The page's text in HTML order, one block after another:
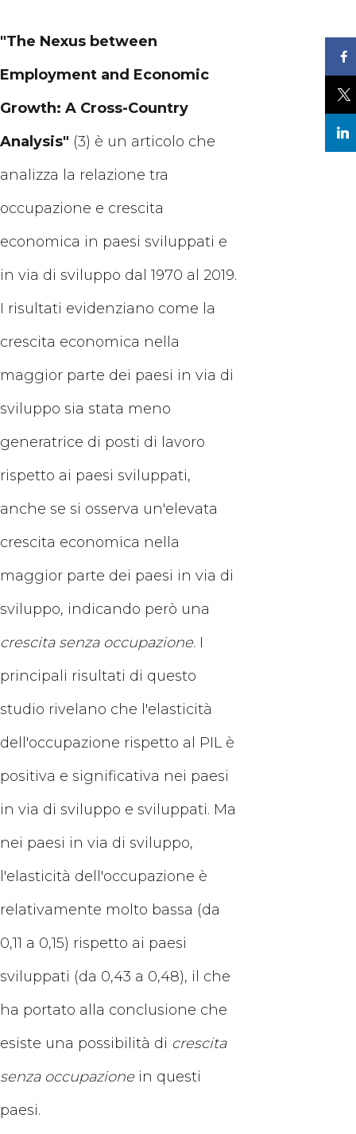
"The Nexus between
Employment and Economic
Growth: A Cross-Country
Analysis" (3) è un articolo che
analizza la relazione tra
occupazione e crescita
economica in paesi sviluppati e
in via di sviluppo dal 1970 al 2019.
I risultati evidenziano come la
crescita economica nella
maggior parte dei paesi in via di
sviluppo sia stata meno
generatrice di posti di lavoro
rispetto ai paesi sviluppati,
anche se si osserva un'elevata
crescita economica nella
maggior parte dei paesi in via di
sviluppo, indicando però una
crescita senza occupazione. I
principali risultati di questo
studio rivelano che l'elasticità
dell'occupazione rispetto al PIL è
positiva e significativa nei paesi
in via di sviluppo e sviluppati. Ma
nei paesi in via di sviluppo,
l'elasticità dell'occupazione è
relativamente molto bassa (da
0,11 a 0,15) rispetto ai paesi
sviluppati (da 0,43 a 0,48), il che
ha portato alla conclusione che
esiste una possibilità di crescita
senza occupazione in questi
paesi.